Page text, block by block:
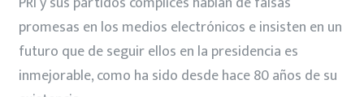
promesas en los medios electrónicos e insisten en un
futuro que de seguir ellos en la presidencia es
inmejorable, como ha sido desde hace 80 años de su